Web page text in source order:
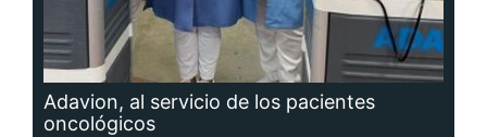
Adavion, al servicio de los pacientes
oncológicos